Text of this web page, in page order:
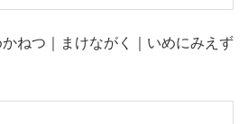
ねつ｜まけながく｜いめにみえず